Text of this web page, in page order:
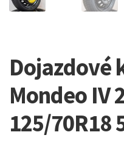
Dojazdové
Mondeo IV
125/70R18